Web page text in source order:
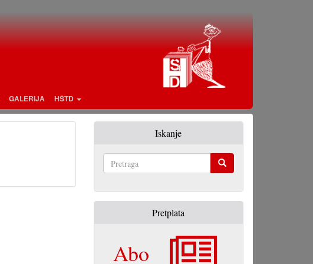
GALERIJA HŠTD
Iskanje
Pretplata
Abo